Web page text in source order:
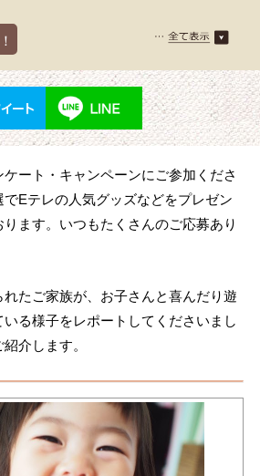
キャンペーン
ート・キャンペーンにご参加くださ
Eテレの人気グッズなどをプレゼン
ります。いつもたくさんのご応募あり
たご家族が、お子さんと喜んだり遊
る様子をレポートしてくださいまし
介します。